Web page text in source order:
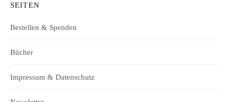
SEITEN
Bestellen & Spenden
Bücher
Impressum & Datenschutz